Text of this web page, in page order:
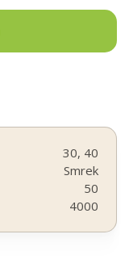
30, 40
Smrek
50
4000